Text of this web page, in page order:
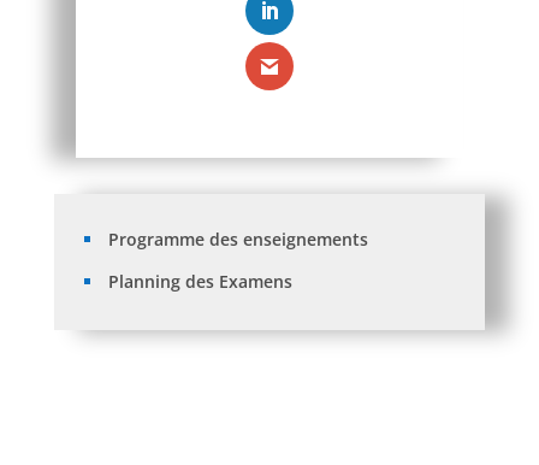
Programme des enseignements
Planning des Examens